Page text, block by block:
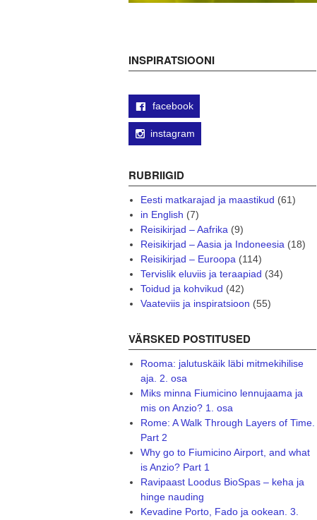
INSPIRATSIOONI
facebook
instagram
RUBRIIGID
Eesti matkarajad ja maastikud (61)
in English (7)
Reisikirjad – Aafrika(9)
Reisikirjad – Aasia ja Indoneesia(18)
Reisikirjad – Euroopa(114)
Tervislik eluviis ja teraapiad (34)
Toidud ja kohvikud (42)
Vaateviis ja inspiratsioon (55)
VÄRSKED POSTITUSED
Rooma: jalutuskäik läbi mitmekihilise
aja. 2. osa
Miks minna Fiumicino lennujaama ja
mis on Anzio? 1. osa
Rome: A Walk Through Layers of Time.
Part 2
Why go to Fiumicino Airport, and what
is Anzio? Part 1
Ravipaast Loodus BioSpas – keha ja
hinge nauding
Kevadine Porto, Fado ja ookean. 3.